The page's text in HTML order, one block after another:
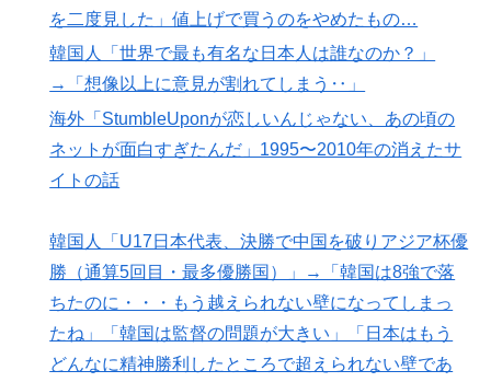
を二度見した」値上げで買うのをやめたもの…
韓国人「世界で最も有名な日本人は誰なのか？」
→「想像以上に意見が割れてしまう‥」
海外「StumbleUponが恋しいんじゃない、あの頃の
ネットが面白すぎたんだ」1995〜2010年の消えたサ
イトの話
韓国人「U17日本代表、決勝で中国を破りアジア杯優
勝（通算5回目・最多優勝国）」→「韓国は8強で落
ちたのに・・・もう越えられない壁になってしまっ
たね」「韓国は監督の問題が大きい」「日本はもう
どんなに精神勝利したところで超えられない壁であ